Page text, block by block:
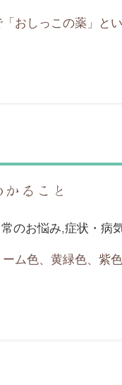
おしっこの薬」と
ること
のお悩み,症状・病
ム色、黄緑色、紫